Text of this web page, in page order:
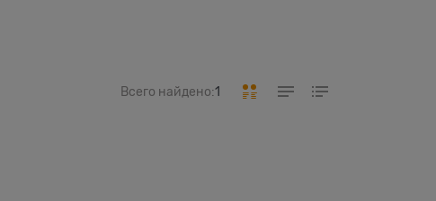
Всего найдено:1